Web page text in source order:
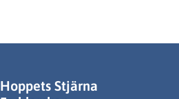
Hoppets Stjärna